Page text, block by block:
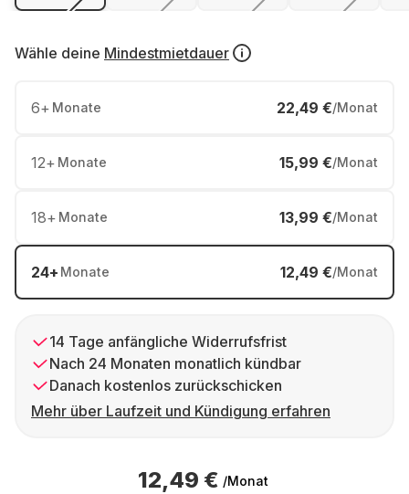
Wähle deine Mindestmietdauer
6+ Monate 22,49 €/Monat
12+ Monate 15,99 €/Monat
18+ Monate 13,99 €/Monat
24+ Monate 12,49 €/Monat
14 Tage anfängliche Widerrufsfrist
Nach 24 Monaten monatlich kündbar
Danach kostenlos zurückschicken
Mehr über Laufzeit und Kündigung erfahren
12,49 € /Monat